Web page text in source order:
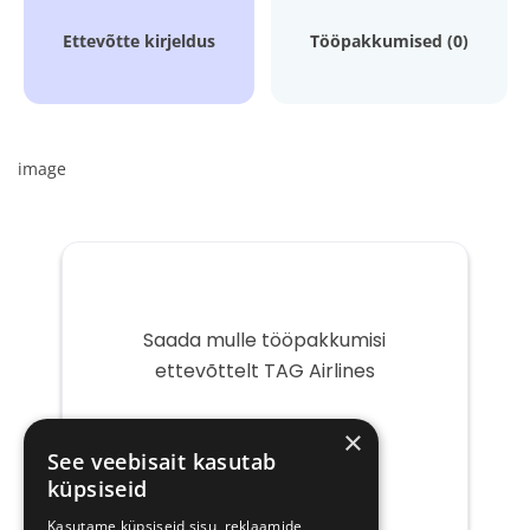
Ettevõtte kirjeldus Tööpakkumised (0)
image
Saada mulle tööpakkumisi
ettevõttelt TAG Airlines
post
×
See veebisait kasutab
küpsiseid
Kasutame küpsiseid sisu, reklaamide